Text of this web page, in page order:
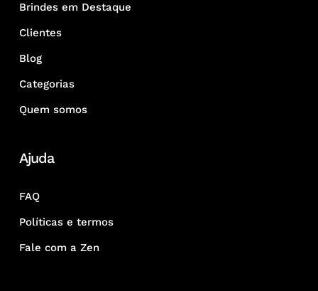
Brindes em Destaque
Clientes
Blog
Categorias
Quem somos
Ajuda
FAQ
Políticas e termos
Fale com a Zen